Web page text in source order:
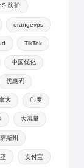
防护
orangevps
TikTok
中国优化
优惠码
大 印度
大流量
斯州
支付宝